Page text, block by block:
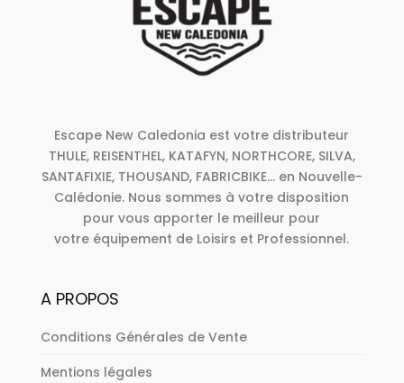
Escape New Caledonia est votre distributeur
THULE, REISENTHEL, KATAFYN, NORTHCORE, SILVA,
SANTAFIXIE, THOUSAND, FABRICBIKE... en Nouvelle-
Calédonie. Nous sommes à votre disposition
pour vous apporter le meilleur pour
votre équipement de Loisirs et Professionnel.
A PROPOS
Conditions Générales de Vente
Mentions légales